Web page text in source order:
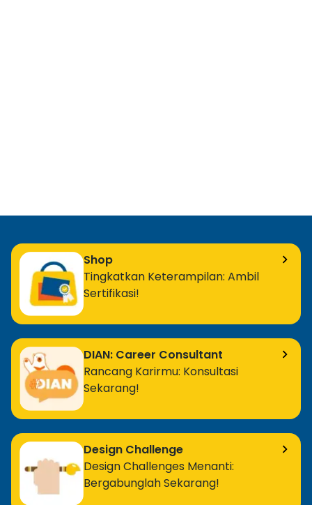
Shop
Tingkatkan Keterampilan: Ambil
Sertifikasi!
DIAN: Career Consultant
Rancang Karirmu: Konsultasi
Sekarang!
Design Challenge
Design Challenges Menanti:
Bergabunglah Sekarang!